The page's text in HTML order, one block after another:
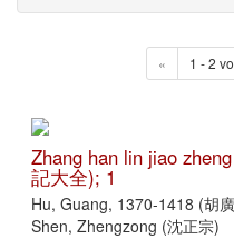
« 1 - 2
Zhang han lin jiao
記大全); 1
Hu, Guang, 1370-1418 (胡
Shen, Zhengzong (沈正宗)